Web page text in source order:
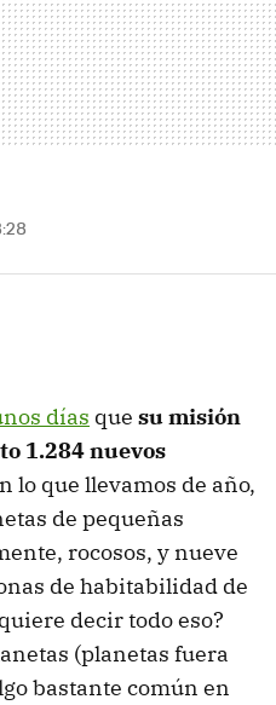
días que su misión
1.284 nuevos
lo que llevamos de año,
de pequeñas
rocosos, y nueve
de habitabilidad de
decir todo eso?
(planetas fuera
bastante común en